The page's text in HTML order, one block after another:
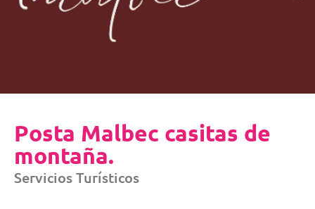
Posta Malbec casitas de
montaña.
Servicios Turísticos